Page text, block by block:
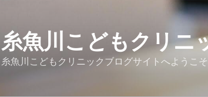
糸魚川こどもクリニ
糸魚川こどもクリニックブログサイトへようこそ